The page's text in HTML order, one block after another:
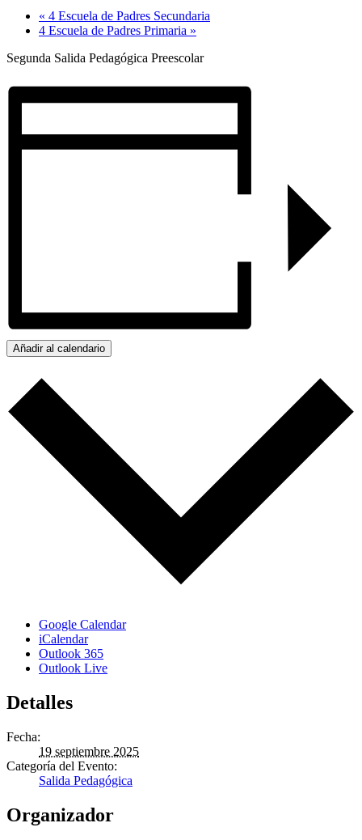
« 4 Escuela de Padres Secundaria
4 Escuela de Padres Primaria »
Segunda Salida Pedagógica Preescolar
Añadir al calendario
Google Calendar
iCalendar
Outlook 365
Outlook Live
Detalles
Fecha:
19 septiembre 2025
Categoría del Evento:
Salida Pedagógica
Organizador